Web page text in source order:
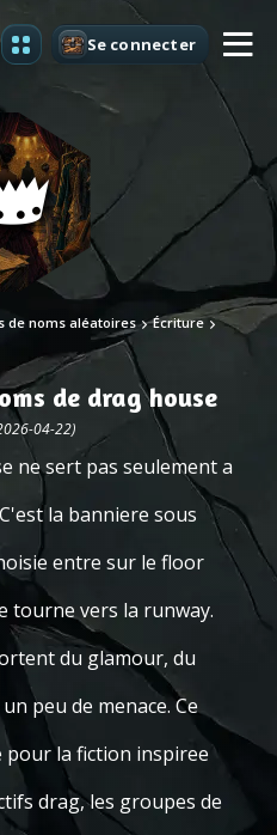
Se connecter
de noms aléatoires Écriture
de drag house
04-22)
ne sert pas seulement a
la banniere sous
entre sur le floor
tourne vers la runway.
du glamour, du
peu de menace. Ce
la fiction inspiree
drag, les groupes de